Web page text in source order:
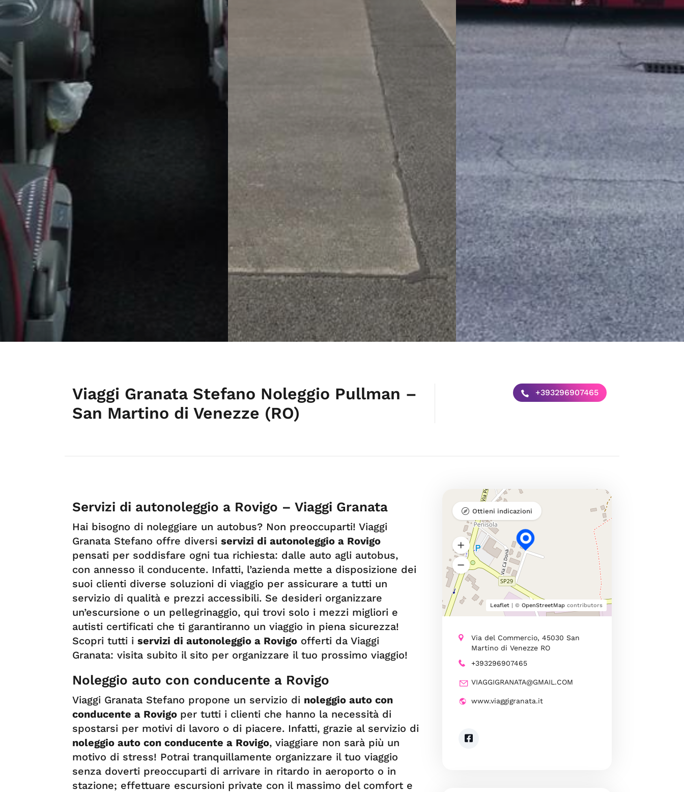
Viaggi Granata Stefano Noleggio Pullman –
San Martino di Venezze (RO)
+393296907465
Servizi di autonoleggio a Rovigo – Viaggi Granata
Hai bisogno di noleggiare un autobus? Non preoccuparti! Viaggi
Granata Stefano offre diversi servizi di autonoleggio a Rovigo
pensati per soddisfare ogni tua richiesta: dalle auto agli autobus,
con annesso il conducente. Infatti, l’azienda mette a disposizione dei
suoi clienti diverse soluzioni di viaggio per assicurare a tutti un
servizio di qualità e prezzi accessibili. Se desideri organizzare
un’escursione o un pellegrinaggio, qui trovi solo i mezzi migliori e
autisti certificati che ti garantiranno un viaggio in piena sicurezza!
Scopri tutti i servizi di autonoleggio a Rovigo offerti da Viaggi
Granata: visita subito il sito per organizzare il tuo prossimo viaggio!
Noleggio auto con conducente a Rovigo
Viaggi Granata Stefano propone un servizio di noleggio auto con
conducente a Rovigo per tutti i clienti che hanno la necessità di
spostarsi per motivi di lavoro o di piacere. Infatti, grazie al servizio di
noleggio auto con conducente a Rovigo, viaggiare non sarà più un
motivo di stress! Potrai tranquillamente organizzare il tuo viaggio
senza doverti preoccuparti di arrivare in ritardo in aeroporto o in
stazione; effettuare escursioni private con il massimo del comfort e
Leaflet| © OpenStreetMapcontributors
Ottieni indicazioni
Via del Commercio, 45030 San
Martino di Venezze RO
+393296907465
VIAGGIGRANATA@GMAIL.COM
www.viaggigranata.it